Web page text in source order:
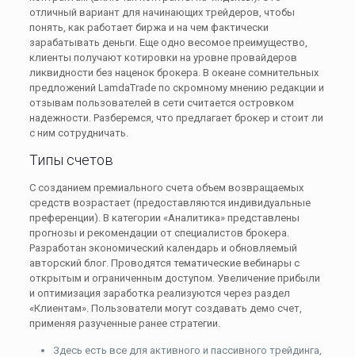
отличный вариант для начинающих трейдеров, чтобы
понять, как работает биржа и на чем фактически
зарабатывать деньги. Еще одно весомое преимущество,
клиенты получают котировки на уровне провайдеров
ликвидности без наценок брокера. В океане сомнительных
предложений LamdaTrade по скромному мнению редакции и
отзывам пользователей в сети считается островком
надежности. Разберемся, что предлагает брокер и стоит ли
с ним сотрудничать.
Типы счетов
С созданием премиального счета объем возвращаемых
средств возрастает (предоставляются индивидуальные
преференции). В категории «Аналитика» представлены
прогнозы и рекомендации от специалистов брокера.
Разработан экономический календарь и обновляемый
авторский блог. Проводятся тематические вебинары с
открытым и ограниченным доступом. Увеличение прибыли
и оптимизация заработка реализуются через раздел
«Клиентам». Пользователи могут создавать демо счет,
применяя разученные ранее стратегии.
Здесь есть все для активного и пассивного трейдинга,